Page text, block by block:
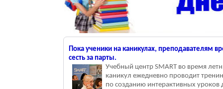
Пока ученики на каникулах, преподавателям
сесть за парты.
Учебный центр SMART во время
каникул ежедневно проводит
по созданию интерактивных уроков